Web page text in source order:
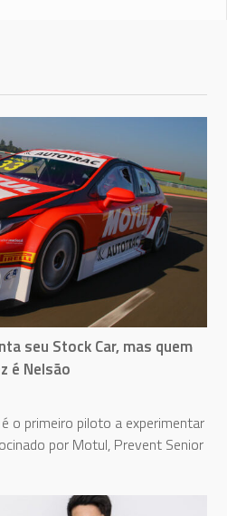
seu Stock Car, mas quem
é Nelsão
o primeiro piloto a experimentar
por Motul, Prevent Senior